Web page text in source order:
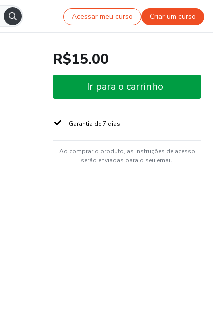
Acessar meu curso Criar um curso
R$15.00
Ir para o carrinho
Garantia de 7 dias
Ao comprar o produto, as instruções de acesso
serão enviadas para o seu email.